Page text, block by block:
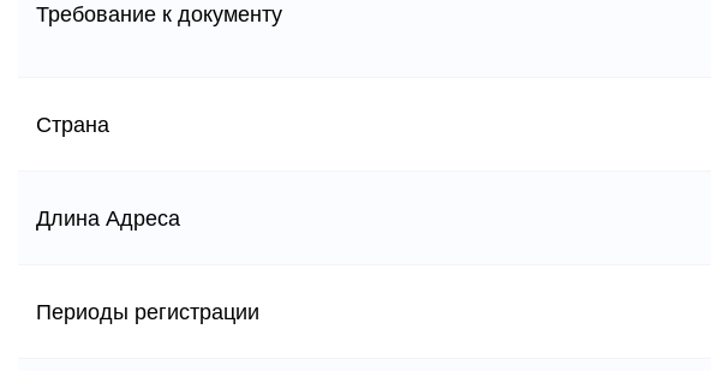
Требование к документу
Страна
Длина Адреса
Периоды регистрации